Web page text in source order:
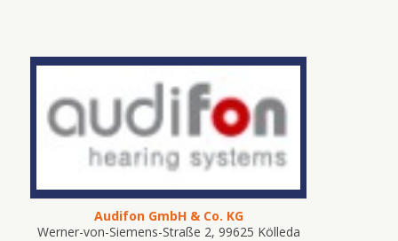
Audifon GmbH & Co. KG
Werner-von-Siemens-Straße 2, 99625 Kölleda